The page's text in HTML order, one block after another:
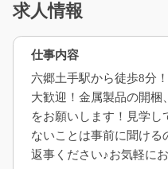
求人情報
仕事内容
六郷土手駅から徒歩8分
大歓迎！金属製品の開梱
をお願いします！見学し
ないことは事前に聞け
返事ください♪お気軽に